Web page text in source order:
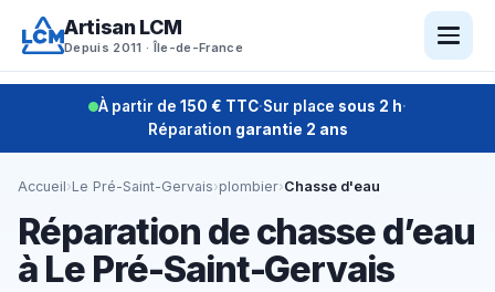
contenu
Artisan LCM
Depuis 2011 · Île-de-France
À partir de 150 € TTC·Sur place sous 2 h·
Réparation garantie 2 ans
Accueil›Le Pré-Saint-Gervais›plombier›Chasse d'eau
Réparation de chasse d’eau
à Le Pré-Saint-Gervais